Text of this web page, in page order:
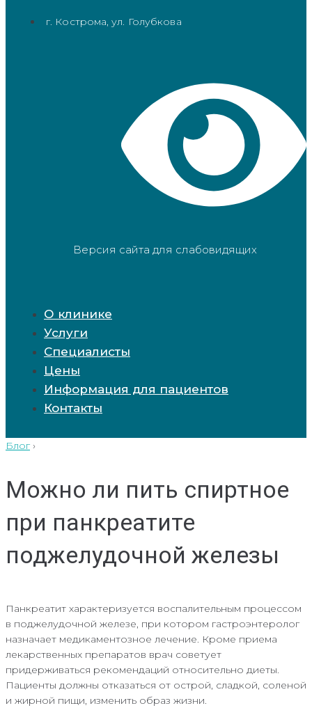
г. Кострома, ул. Голубкова
Версия сайта для слабовидящих
О клинике
Услуги
Специалисты
Цены
Информация для пациентов
Контакты
Блог ›
Можно ли пить спиртное
при панкреатите
поджелудочной железы
Панкреатит характеризуется воспалительным процессом
в поджелудочной железе, при котором гастроэнтеролог
назначает медикаментозное лечение. Кроме приема
лекарственных препаратов врач советует
придерживаться рекомендаций относительно диеты.
Пациенты должны отказаться от острой, сладкой, соленой
и жирной пищи, изменить образ жизни.